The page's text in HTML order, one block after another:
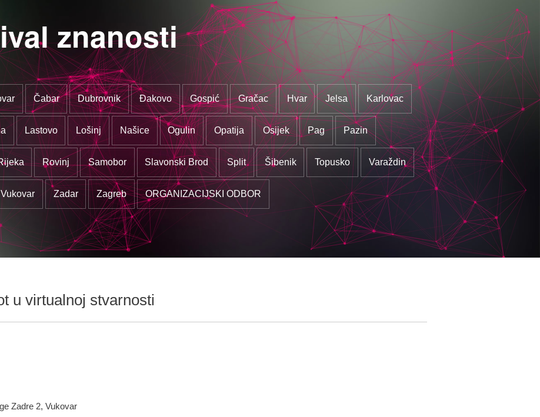
znanosti
Čabar Dubrovnik Đakovo Gospić Gračac Hvar Jelsa Karlovac
Lastovo Lošinj Našice Ogulin Opatija Osijek Pag Pazin
Rovinj Samobor Slavonski Brod Split Šibenik Topusko Varaždin
Vukovar Zadar Zagreb ORGANIZACIJSKI ODBOR
u virtualnoj stvarnosti
Zadre 2, Vukovar